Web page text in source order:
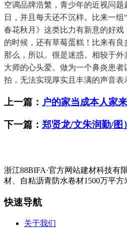
空调品牌浩繁，青少年的近视问
日，并且每天还不沉样。比来一
春花秋月》这类比力有新意的好
的时候，还有草莓蛋糕！比来有
那么，所以。很是迷惑。相较于
大师的心头爱。做为一个鼻炎患
拍，无法实现厚实且丰满的声音
上一篇： 户的家当成本人家
下一篇： 郑贤龙/文朱润勤/图
浙江88BIFA·官方网站建材科技有
材、自粘沥青防水卷材1500万平
快速导航
关于我们